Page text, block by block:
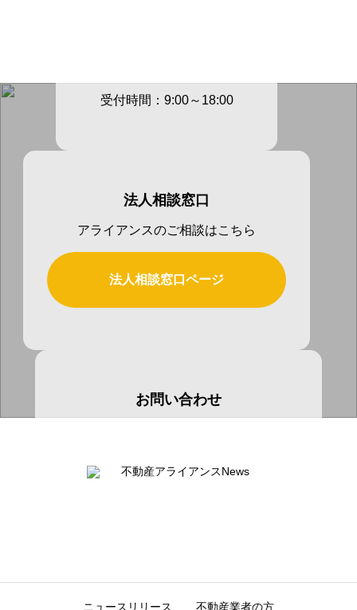
受付時間：9:00～18:00
法人相談窓口
アライアンスのご相談はこちら
法人相談窓口ページ
お問い合わせ
お問い合わせページ
ニュースリリース 不動産業者の方